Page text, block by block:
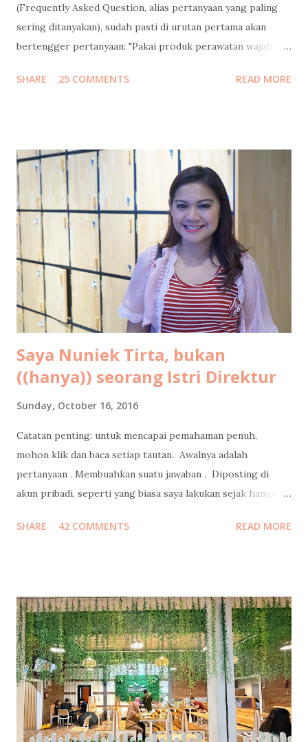
(Frequently Asked Question, alias pertanyaan yang paling
sering ditanyakan), sudah pasti di urutan pertama akan
bertengger pertanyaan: "Pakai produk perawatan wajah
/ twitter saya yang nanya gitu, dan minta saya mengulasnya.
15 tahun lalu , usia saya masih 21 (yak silakan dihitung usia
saya sekarang berapa, pinterrrr). Jadi jangan heran kalo
gaya bahasanya masih 4I_aY 4b3zzz.. (eh ga separah itu juga
sih, hehe). Tapi ekspresi nulisku di masa-masa itu masih
pure banget, nyaris tanpa filter. Jadi kalo dibaca lagi sampai
sekarang pun masih berasa seru sendiri. Kayak lagi nonton
film dokumenter pribadi. Kadang bikin ketawa ketiwi
sendiri, kadang bikin mikir, kadang bi...
SHARE 25 COMMENTS READ MORE
Saya Nuniek Tirta, bukan
((hanya)) seorang Istri Direktur
Sunday, October 16, 2016
Catatan penting: untuk mencapai pemahaman penuh,
mohon klik dan baca setiap tautan. Awalnya adalah
pertanyaan . Membuahkan suatu jawaban . Diposting di
akun pribadi, seperti yang biasa saya lakukan sejak hampir
Facebook. Jawaban yang juga autopost ke facebook itu
media online mengcopas ditambah clickbaits. Tidak ada
media yang mewawancara saya terlebih dahulu ke saya
kecuali satu media yang menghasilkan tulisan berkelas
dengan data komprehensif ini . Well, ada juga yang sempat
email ke saya untuk meminta wawancara, tapi belum sempat
saya jawab, sudah menurunkan berita duluan selang sejam
setelah saya posting foto di bustrans Jakarta . Selebihnya...
SHARE 42 COMMENTS READ MORE